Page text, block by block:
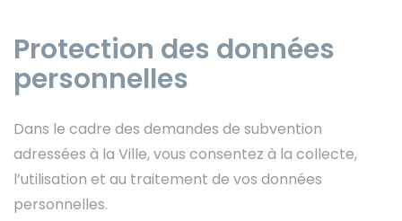
Protection des données
personnelles
Dans le cadre des demandes de subvention
adressées à la Ville, vous consentez à la collecte,
l’utilisation et au traitement de vos données
personnelles.